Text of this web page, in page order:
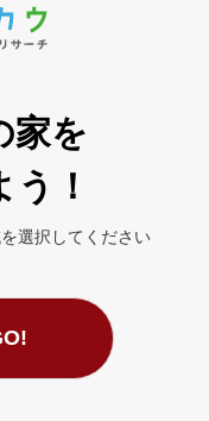
家を
！
選択してください